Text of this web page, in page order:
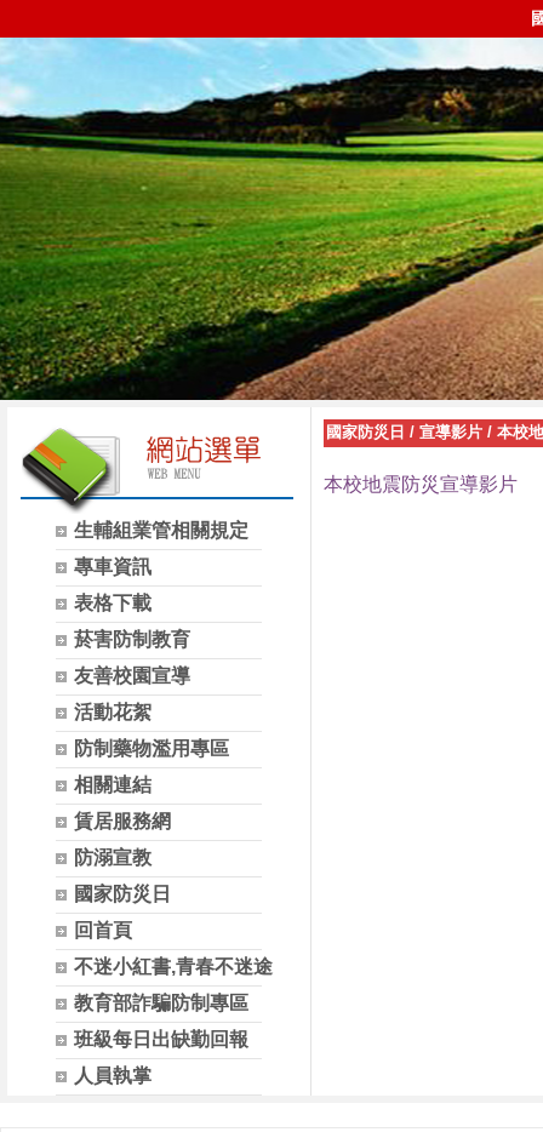
生輔組業管相關規定
專車資訊
表格下載
菸害防制教育
友善校園宣導
活動花絮
防制藥物濫用專區
相關連結
賃居服務網
防溺宣教
國家防災日
回首頁
不迷小紅書,青春不迷途
教育部詐騙防制專區
班級每日出缺勤回報
人員執掌
國家防災日 / 宣導影片 / 本校
本校地震防災宣導影片